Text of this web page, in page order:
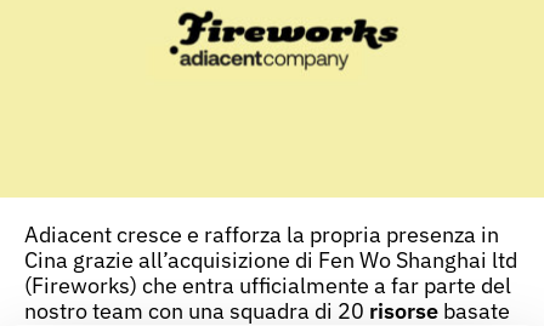
Adiacent cresce e rafforza la propria presenza in
Cina grazie all’acquisizione di Fen Wo Shanghai ltd
(Fireworks) che entra ufficialmente a far parte del
nostro team con una squadra di 20 risorse basate